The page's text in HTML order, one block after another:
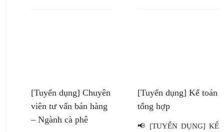
[Tuyển dụng] Chuyên
viên tư vấn bán hàng
– Ngành cà phê
[Tuyển dụng] Kế toán
tổng hợp
📢 [TUYỂN DỤNG] KẾ